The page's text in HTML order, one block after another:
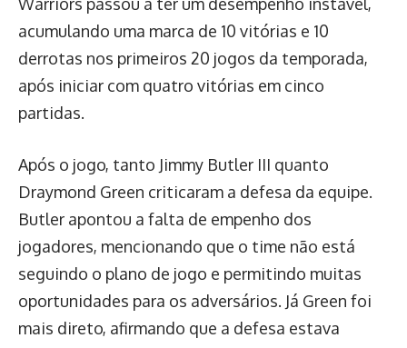
Warriors passou a ter um desempenho instável,
acumulando uma marca de 10 vitórias e 10
derrotas nos primeiros 20 jogos da temporada,
após iniciar com quatro vitórias em cinco
partidas.
Após o jogo, tanto Jimmy Butler III quanto
Draymond Green criticaram a defesa da equipe.
Butler apontou a falta de empenho dos
jogadores, mencionando que o time não está
seguindo o plano de jogo e permitindo muitas
oportunidades para os adversários. Já Green foi
mais direto, afirmando que a defesa estava